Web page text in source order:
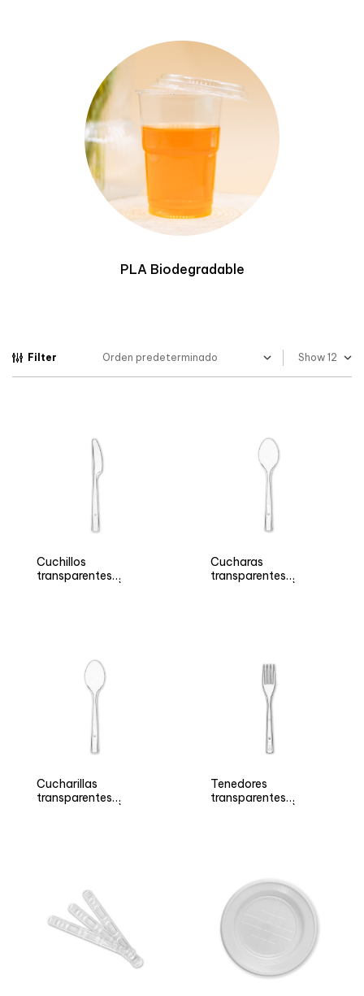
Biopolímero termorresistente
Filter Show
Cuchillos
transparentes
Cucharas
transparentes
Cucharillas
transparentes
Tenedores
transparentes